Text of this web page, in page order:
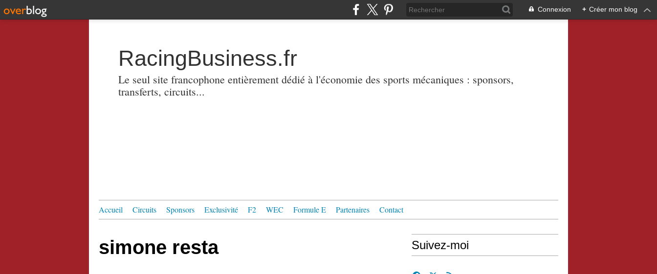
Connexion + Créer mon blog
RacingBusiness.fr
Le seul site francophone entièrement dédié à l'économie des sports mécaniques : sponsors,
transferts, circuits...
Accueil Circuits Sponsors Exclusivité F2 WEC Formule E Partenaires Contact
simone resta Suivez-moi